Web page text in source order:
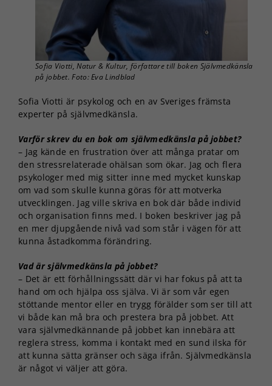
Sofia Viotti, Natur & Kultur, författare till boken Självmedkänsla
på jobbet. Foto: Eva Lindblad
Sofia Viotti är psykolog och en av Sveriges främsta
experter på självmedkänsla.
Varför skrev du en bok om självmedkänsla på jobbet?
– Jag kände en frustration över att många pratar om
den stressrelaterade ohälsan som ökar. Jag och flera
psykologer med mig sitter inne med mycket kunskap
om vad som skulle kunna göras för att motverka
utvecklingen. Jag ville skriva en bok där både individ
och organisation finns med. I boken beskriver jag på
en mer djupgående nivå vad som står i vägen för att
kunna åstadkomma förändring.
Vad är självmedkänsla på jobbet?
– Det är ett förhållningssätt där vi har fokus på att ta
hand om och hjälpa oss själva. Vi är som vår egen
stöttande mentor eller en trygg förälder som ser till att
vi både kan må bra och prestera bra på jobbet. Att
vara självmedkännande på jobbet kan innebära att
reglera stress, komma i kontakt med en sund ilska för
att kunna sätta gränser och säga ifrån. Självmedkänsla
är något vi väljer att göra.